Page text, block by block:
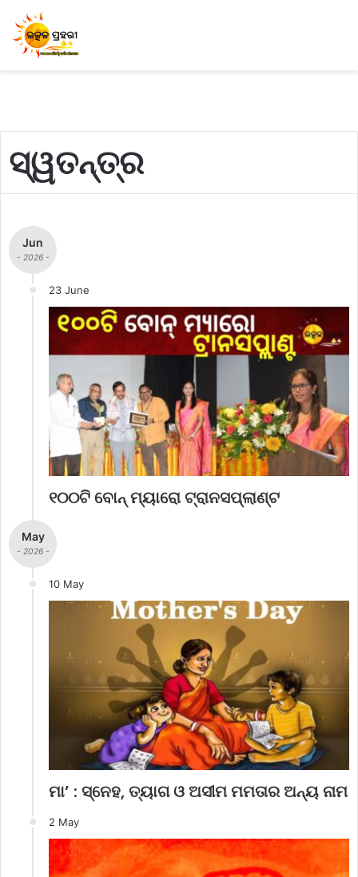
ସ୍ୱତନ୍ତ୍ର
Jun
- 2026 -
23 June
୧୦୦ଟି ବୋନ୍ ମ୍ୟାରୋ ଟ୍ରାନସପ୍ଲାଣ୍ଟ
May
- 2026 -
10 May
ମା’ : ସ୍ନେହ, ତ୍ୟାଗ ଓ ଅସୀମ ମମତାର ଅନ୍ୟ ନାମ
2 May